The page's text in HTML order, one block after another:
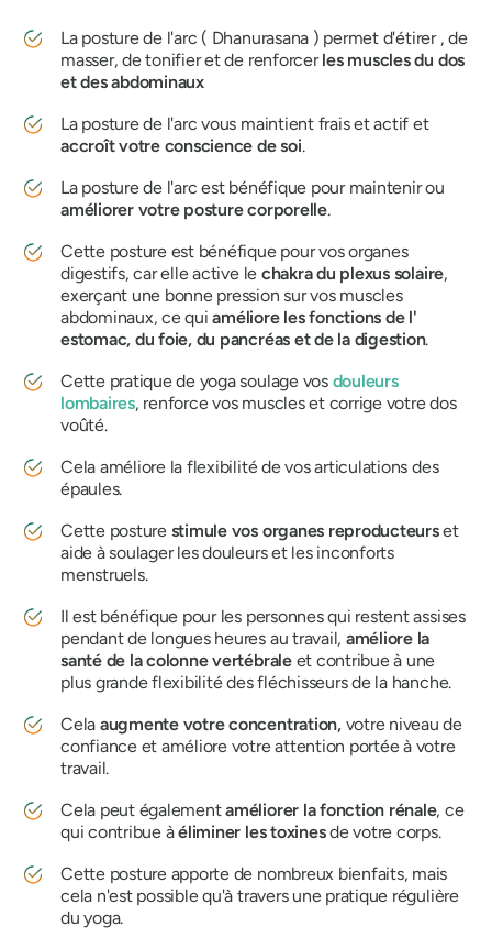
La posture de l'arc ( Dhanurasana ) permet d'étirer , de
masser, de tonifier et de renforcerles muscles du dos
et des abdominaux
La posture de l'arc vous maintient frais et actif et
accroît votre conscience de soi.
La posture de l'arc est bénéfique pour maintenir ou
améliorer votre posture corporelle.
Cette posture est bénéfique pour vos organes
digestifs, car elle active le chakra du plexus solaire,
exerçant une bonne pression sur vos muscles
abdominaux, ce quiaméliore les fonctions de l'
estomac, du foie, du pancréas et de la digestion.
Cette pratique de yoga soulage vos douleurs
lombaires, renforce vos muscles et corrige votre dos
voûté.
Cela améliore la flexibilité de vos articulations des
épaules.
Cette posture stimule vos organes reproducteurset
aide à soulager les douleurs et les inconforts
menstruels.
Il est bénéfique pour les personnes qui restent assises
pendant de longues heures au travail, améliore la
santé de la colonne vertébraleet contribue à une
plus grande flexibilité des fléchisseurs de la hanche.
Cela augmente votre concentration,votre niveau de
confiance et améliore votre attention portée à votre
travail.
Cela peut égalementaméliorer la fonction rénale, ce
qui contribue àéliminer les toxinesde votre corps.
Cette posture apporte de nombreux bienfaits, mais
cela n'est possible qu'à travers une pratique régulière
du yoga.